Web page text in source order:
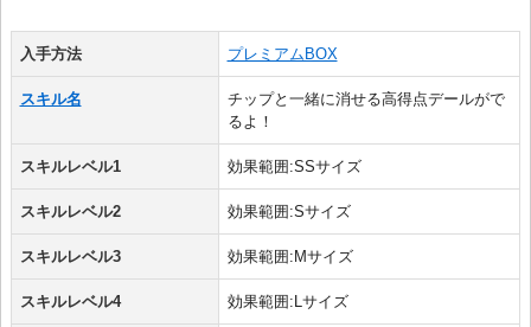
入手方法 プレミアムBOX
スキル名
チップと一緒に消せる高得点デールがで
るよ！
スキルレベル1 効果範囲:SSサイズ
スキルレベル2 効果範囲:Sサイズ
スキルレベル3 効果範囲:Mサイズ
スキルレベル4 効果範囲:Lサイズ